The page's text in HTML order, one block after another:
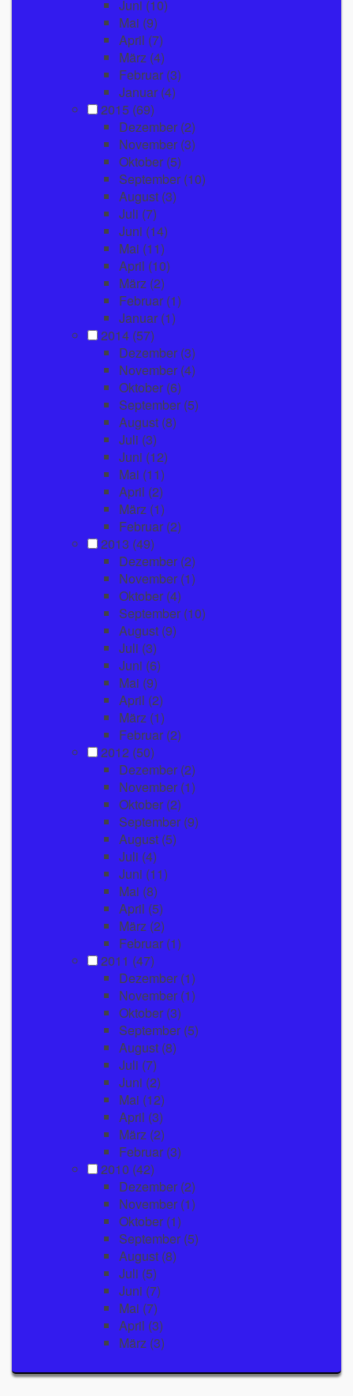
Juni (10)
Mai (9)
April (7)
März (4)
Februar (3)
Januar (4)
2015 (69)
Dezember (2)
November (3)
Oktober (5)
September (10)
August (3)
Juli (7)
Juni (14)
Mai (11)
April (10)
März (2)
Februar (1)
Januar (1)
2014 (57)
Dezember (3)
November (4)
Oktober (6)
September (5)
August (8)
Juli (3)
Juni (12)
Mai (11)
April (2)
März (1)
Februar (2)
2013 (49)
Dezember (2)
November (1)
Oktober (4)
September (10)
August (9)
Juli (3)
Juni (6)
Mai (9)
April (2)
März (1)
Februar (2)
2012 (50)
Dezember (2)
November (1)
Oktober (2)
September (9)
August (5)
Juli (4)
Juni (11)
Mai (8)
April (5)
März (2)
Februar (1)
2011 (47)
Dezember (1)
November (1)
Oktober (3)
September (5)
August (8)
Juli (7)
Juni (2)
Mai (12)
April (3)
März (2)
Februar (3)
2010 (42)
Dezember (2)
November (1)
Oktober (1)
September (5)
August (8)
Juli (5)
Juni (7)
Mai (7)
April (3)
März (3)